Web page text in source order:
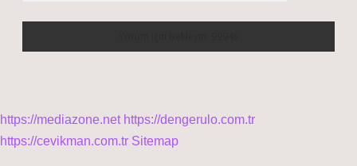
https://mediazone.net https://dengerulo.com.tr
https://cevikman.com.tr Sitemap